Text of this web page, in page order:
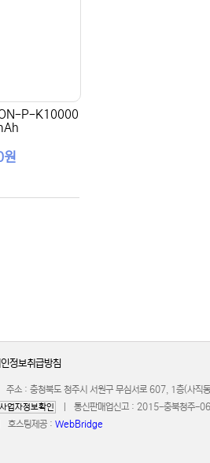
P-K10000
원
정보취급방침
: 충청북도 청주시 서원구 무심서로 607, 1층(사직
사업자정보확인
| 통신판매업신고 : 2015-충북청
스팅제공 : WebBridge